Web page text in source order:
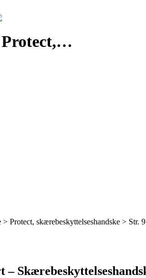
Protect,…
Protect, skærebeskyttelseshandske > Str. 9